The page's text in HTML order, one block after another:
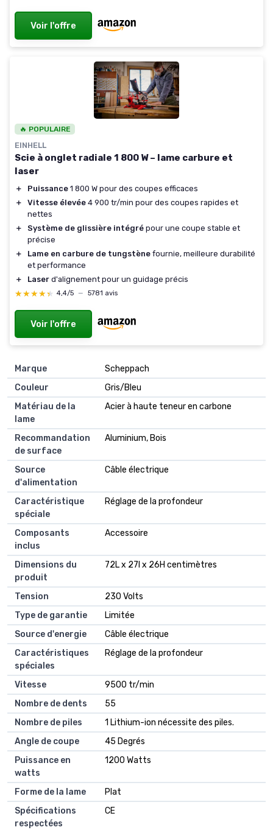
Voir l'offre
🔥 POPULAIRE
EINHELL
Scie à onglet radiale 1 800 W – lame carbure et
laser
＋ Puissance 1 800 W pour des coupes efficaces
＋
Vitesse élevée 4 900 tr/min pour des coupes rapides et
nettes
＋
Système de glissière intégré pour une coupe stable et
précise
＋
Lame en carbure de tungstène fournie, meilleure durabilité
et performance
＋
Laser d'alignement pour un guidage précis
★★★★★
★★★★★ 4,4/5 — 5781 avis
Voir l'offre
Marque
Scheppach
Couleur
Gris/Bleu
Matériau de la
lame
Acier à haute teneur en carbone
Recommandation
de surface
Aluminium, Bois
Source
d'alimentation
Câble électrique
Caractéristique
spéciale
Réglage de la profondeur
Composants
inclus
Accessoire
Dimensions du
produit
72L x 27l x 26H centimètres
Tension
230 Volts
Type de garantie
Limitée
Source d'energie
Câble électrique
Caractéristiques
spéciales
Réglage de la profondeur
Vitesse
9500 tr/min
Nombre de dents
55
Nombre de piles
1 Lithium-ion nécessite des piles.
Angle de coupe
45 Degrés
Puissance en
watts
1200 Watts
Forme de la lame
Plat
Spécifications
respectées
CE